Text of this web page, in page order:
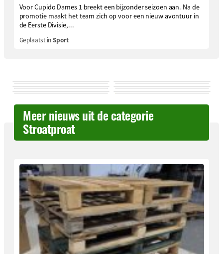
Voor Cupido Dames 1 breekt een bijzonder seizoen aan. Na de
promotie maakt het team zich op voor een nieuw avontuur in
de Eerste Divisie,...
Geplaatst inSport
Meer nieuws uit de categorie
Stroatproat